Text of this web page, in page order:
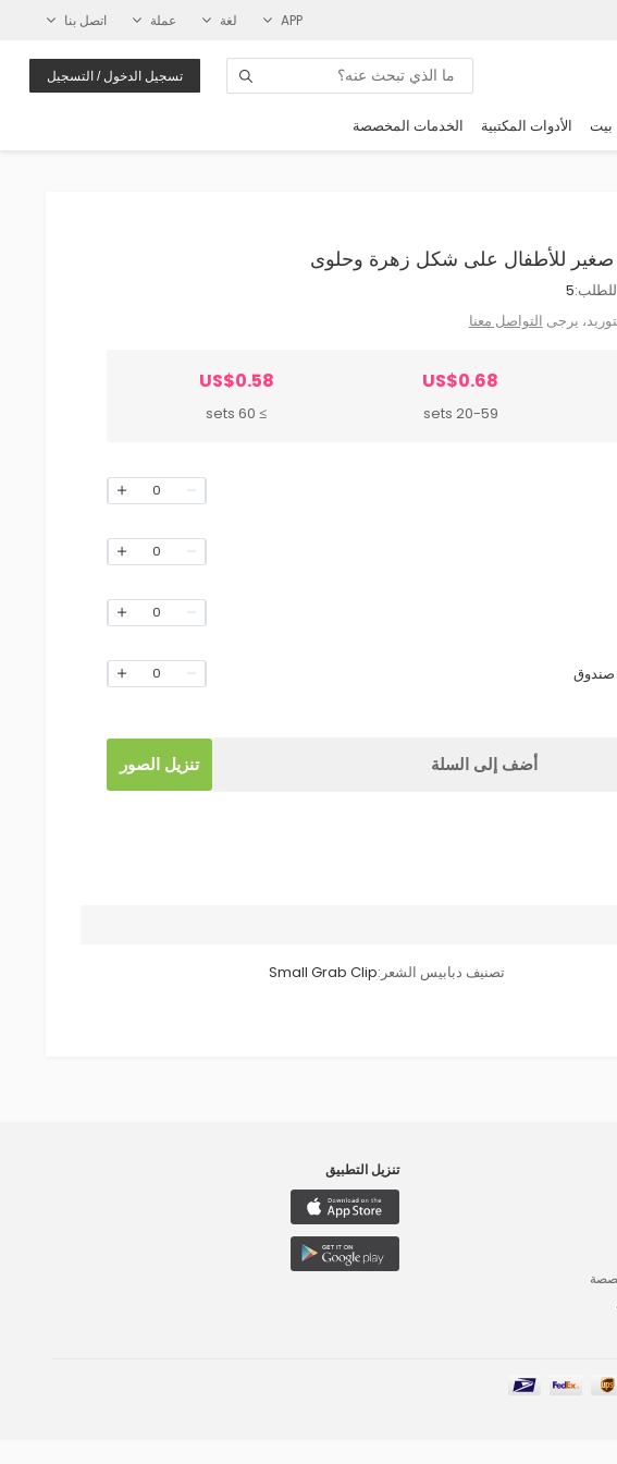
APP لغة عملة اتصل بنا
تسجيل الدخول / التسجيل
بيت الأدوات المكتبية الخدمات المخصصة
للطلب:5
يرجى التواصل معنا
US$0.68
20-59 sets
US$0.58
≥ 60 sets
0
0
0
صندوق 0
أضف إلى السلة تنزيل الصور
تصنيف دبابيس الشعر:Small Grab Clip
تنزيل التطبيق